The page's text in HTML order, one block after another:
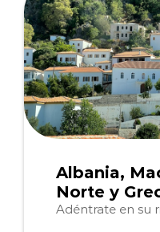
Albania,
Norte y
Adéntrate en su